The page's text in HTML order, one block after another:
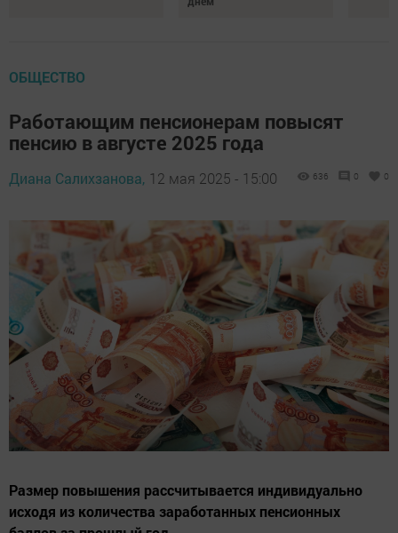
ОБЩЕСТВО
Работающим пенсионерам повысят
пенсию в августе 2025 года
Диана Салихзанова, 12 мая 2025 - 15:00 636 0 0
Размер повышения рассчитывается индивидуально
исходя из количества заработанных пенсионных